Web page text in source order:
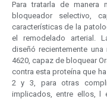
Para tratarla de manera
bloqueador selectivo,
características de la
el remodelado arterial.
diseñó recientemente
4620, capaz de bloquear
contra esta proteína que
2 y 3, para otras
implicados, entre ellos, l